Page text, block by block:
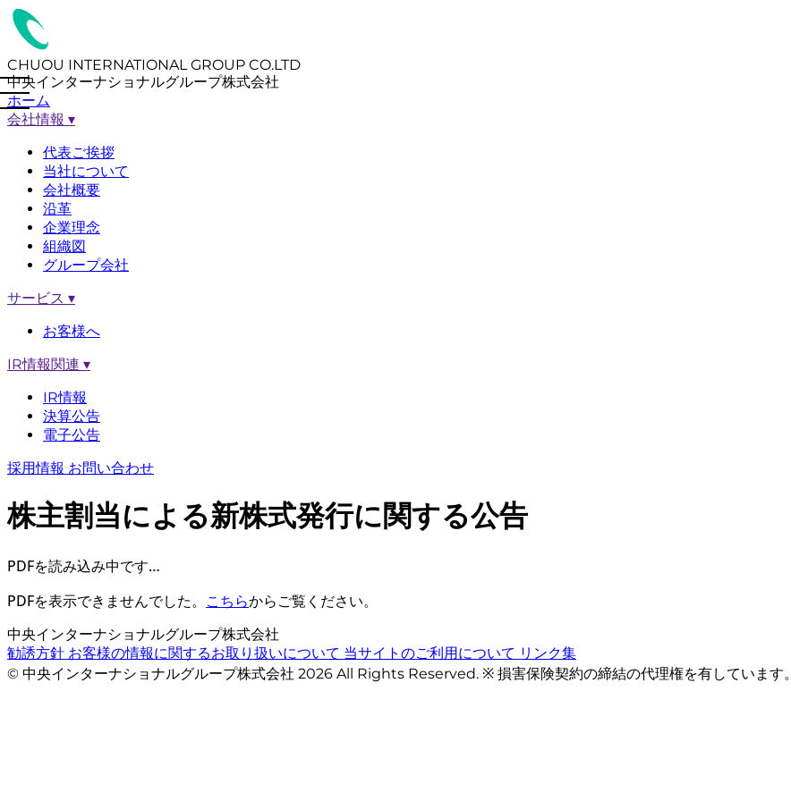
CHUOU INTERNATIONAL GROUP CO.LTD
中央インターナショナルグループ株式会社
ホーム
会社情報 ▾
代表ご挨拶
当社について
会社概要
沿革
企業理念
組織図
グループ会社
サービス ▾
お客様へ
IR情報関連 ▾
IR情報
決算公告
電子公告
採用情報 お問い合わせ
株主割当による新株式発行に関する公告
PDFを読み込み中です…
PDFを表示できませんでした。 こちらからご覧ください。
中央インターナショナルグループ株式会社
勧誘方針 お客様の情報に関するお取り扱いについて 当サイトのご利用について リンク集
© 中央インターナショナルグループ株式会社 2026 All Rights Reserved. ※ 損害保険契約の締結の代理権を有しています。